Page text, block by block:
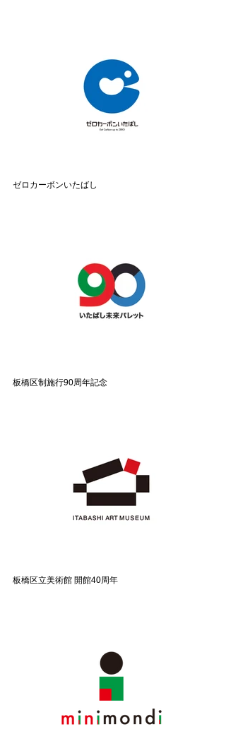
ゼロカーボンいたばし
板橋区制施行90周年記念
板橋区立美術館 開館40周年